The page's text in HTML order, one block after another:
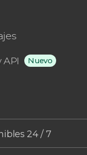
Nuevo
24 / 7